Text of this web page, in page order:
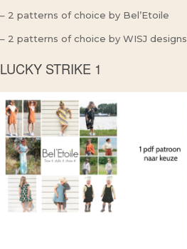
– 2 patterns of choice by Bel’Etoile
– 2 patterns of choice by WISJ designs
LUCKY STRIKE 1